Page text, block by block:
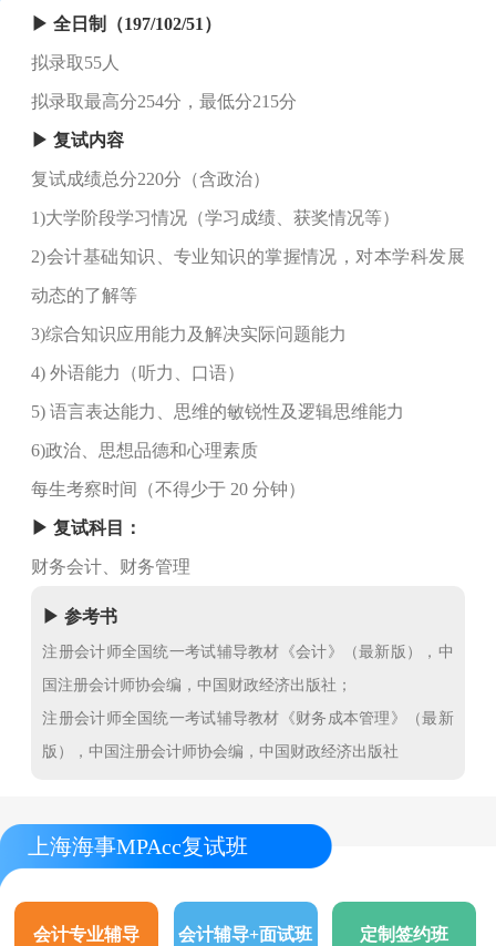
▶ 全日制（197/102/51）
拟录取55人
拟录取最高分254分，最低分215分
▶ 复试内容
复试成绩总分220分（含政治）
1)大学阶段学习情况（学习成绩、获奖情况等）
2)会计基础知识、专业知识的掌握情况，对本学科发展
动态的了解等
3)综合知识应用能力及解决实际问题能力
4) 外语能力（听力、口语）
5) 语言表达能力、思维的敏锐性及逻辑思维能力
6)政治、思想品德和心理素质
每生考察时间（不得少于 20 分钟）
▶ 复试科目：
财务会计、财务管理
▶ 参考书
注册会计师全国统一考试辅导教材《会计》（最新版），中
国注册会计师协会编，中国财政经济出版社；
注册会计师全国统一考试辅导教材《财务成本管理》（最新
版），中国注册会计师协会编，中国财政经济出版社
上海海事MPAcc复试班
会计专业辅导 会计辅导+面试班 定制签约班